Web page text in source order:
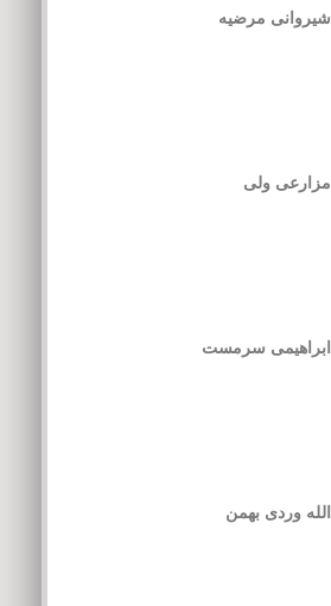
شیروانی مرضیه
مزارعی ولی
ابراهیمی سرمست
الله وردی بهمن